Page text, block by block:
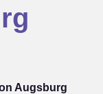
Augsburg